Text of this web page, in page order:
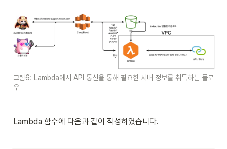
그림6: Lambda에서 API 통신을 통해 필요한 서버 정보를 취득하는 플로
우
Lambda 함수에 다음과 같이 작성하였습니다.